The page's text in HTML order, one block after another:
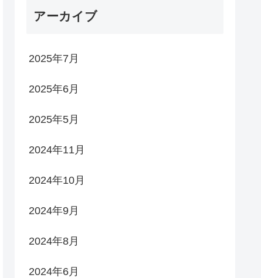
アーカイブ
2025年7月
2025年6月
2025年5月
2024年11月
2024年10月
2024年9月
2024年8月
2024年6月